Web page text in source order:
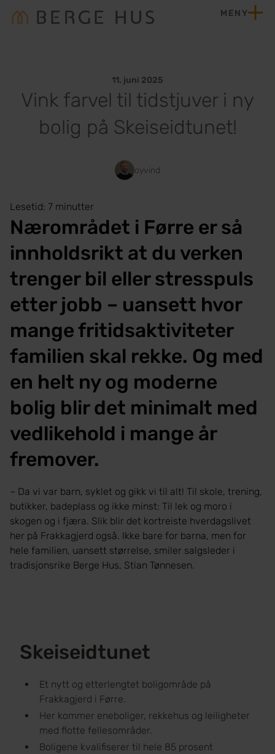
MENY
11. juni 2025
Vink farvel til tidstjuver i ny
bolig på Skeiseidtunet!
oyvind
Lesetid: 7 minutter
Nærområdet i Førre er så
innholdsrikt at du verken
trenger bil eller stresspuls
etter jobb – uansett hvor
mange fritidsaktiviteter
familien skal rekke. Og med
en helt ny og moderne
bolig blir det minimalt med
vedlikehold i mange år
fremover.
– Da vi var barn, syklet og gikk vi til alt! Til skole, trening,
butikker, badeplass og ikke minst: Til lek og moro i
skogen og i fjæra. Slik blir det kortreiste hverdagslivet
her på Frakkagjerd også. Ikke bare for barna, men for
hele familien, uansett størrelse, smiler salgsleder i
tradisjonsrike Berge Hus, Stian Tønnesen.
Skeiseidtunet
Et nytt og etterlengtet boligområde på
Frakkagjerd i Førre.
Her kommer eneboliger, rekkehus og leiligheter
med flotte fellesområder.
Boligene kvalifiserer til hele 85 prosent